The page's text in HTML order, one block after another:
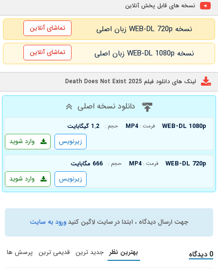
نسخه های قابل پخش آنلاین
نسخه WEB-DL 720p زبان اصلی تماشای آنلاین
نسخه WEB-DL 1080p زبان اصلی تماشای آنلاین
لینک های دانلود فیلم Death Does Not Exist 2025
دانلود نسخه اصلی
WEB-DL 1080p فرمت : MP4 حجم : 1.2 گیگابایت
وارد شوید زیرنویس
WEB-DL 720p فرمت : MP4 حجم : 666 مگابایت
وارد شوید زیرنویس
جهت ارسال دیدگاه ، ابتدا در سایت لاگین کنیدورود به سایت
0 دیدگاه بهترین نظر جدید ترین قدیمی ترین پرسش ها